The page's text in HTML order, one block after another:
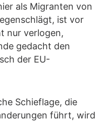
als Migranten von
ist vor
nur verlogen,
gedacht den
der EU-
Schieflage, die
führt, wird